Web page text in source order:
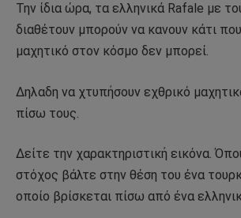
Την ίδια ώρα, τα ελληνικά Rafale με
διαθέτουν μπορούν να κανουν κάτι
μαχητικό στον κόσμο δεν μπορεί.
Δηλαδη να χτυπήσουν εχθρικό
πίσω τους.
Δείτε την χαρακτηριστική εικόνα.
στόχος βάλτε στην θέση του ένα
οποίο βρίσκεται πίσω από ένα